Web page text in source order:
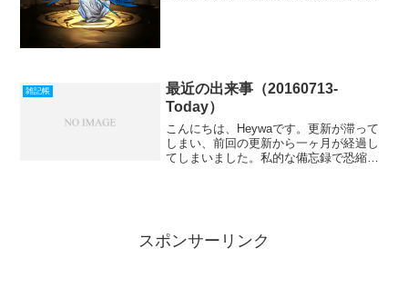
雑記帳
最近の出来事（20160713-
Today）
こんにちは、Heywaです。更新が滞って
しまい、前回の更新から一ヶ月が経過し
てしまいました。私的な備忘録で恐縮で
スポンサーリンク